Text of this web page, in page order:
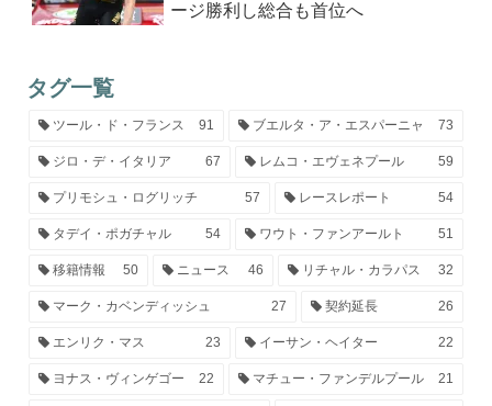
ージ勝利し総合も首位へ
タグ一覧
ツール・ド・フランス 91 ブエルタ・ア・エスパーニャ 73
ジロ・デ・イタリア 67 レムコ・エヴェネプール 59
プリモシュ・ログリッチ 57 レースレポート 54
タデイ・ポガチャル 54 ワウト・ファンアールト 51
移籍情報 50 ニュース 46 リチャル・カラパス 32
マーク・カベンディッシュ 27 契約延長 26
エンリク・マス 23 イーサン・ヘイター 22
ヨナス・ヴィンゲゴー 22 マチュー・ファンデルプール 21